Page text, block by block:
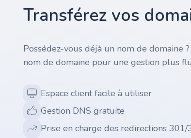
.management
.website
.io
Transférez vos
Possédez-vous déjà un nom de domaine
nom de domaine pour une gestion plus
Espace client facile à utiliser
Gestion DNS gratuite
Prise en charge des redirections 301/